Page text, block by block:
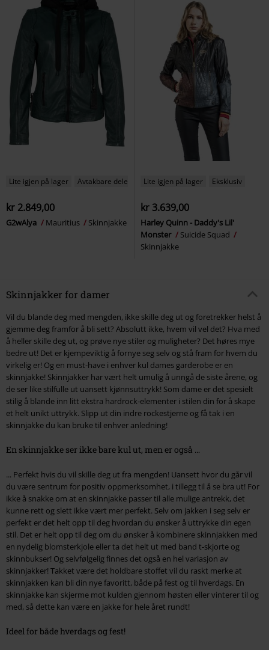
Lite igjen på lager Avtakbare deler
kr 2.849,00
G2wAlya Mauritius Skinnjakke
Lite igjen på lager Eksklusiv
kr 3.639,00
Harley Quinn - Daddy's Lil'
Monster
Suicide Squad
Skinnjakke
Skinnjakker for damer
Vil du blande deg med mengden, ikke skille deg ut og foretrekker helst å
gjemme deg framfor å bli sett? Absolutt ikke, hvem vil vel det? Hva med
å heller skille deg ut, og prøve nye stiler og muligheter? Det høres mye
bedre ut! Det er kjempeviktig å fornye seg selv og stå fram for hvem du
virkelig er! Og en must-have i enhver kul dames garderobe er en
skinnjakke! Skinnjakker har vært helt umulig å unngå de siste årene, og
de ser like stilfulle ut uansett kjønnsuttrykk! Som dame er det spesielt
stilig å blande inn litt ekstra hardrock-elementer i stilen din for å skape
et helt unikt uttrykk. Slipp ut din indre rockestjerne og få tak i en
skinnjakke du kan bruke til enhver anledning!
En skinnjakke ser ikke bare kul ut, men er også …
... Perfekt hvis du vil skille deg ut fra mengden! Uansett hvor du går vil
du være sentrum for positiv oppmerksomhet, i tillegg til å se bra ut! For
ikke å snakke om at en skinnjakke passer til alle mulige antrekk, det
kunne rett og slett ikke vært mer perfekt. Selv om jakken i seg selv er
perfekt er det helt opp til deg hvordan du ønsker å uttrykke din egen
stil. Det er helt opp til deg om du ønsker å kombinere skinnjakken med
en nydelig blomsterkjole eller ta det helt ut med band t-skjorte og
skinnbukser! Og selvfølgelig finnes det også en hel variasjon av
skinnjakker! Takket være det holdbare stoffet vil du raskt merke at
skinnjakken kan bli din nye favoritt, både på fest og til hverdags. En
skinnjakke kan skjerme mot kulden gjennom høsten eller vinterer til og
med, så dette kan være en jakke for hele året rundt!
Ideel for både hverdags og fest!